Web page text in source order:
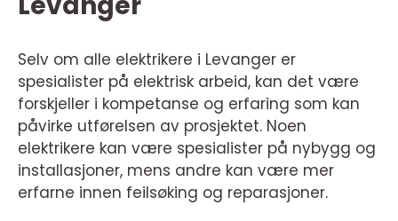
Selv om alle elektrikere i Levanger er
spesialister på elektrisk arbeid, kan det være
forskjeller i kompetanse og erfaring som kan
påvirke utførelsen av prosjektet. Noen
elektrikere kan være spesialister på nybygg og
installasjoner, mens andre kan være mer
erfarne innen feilsøking og reparasjoner.